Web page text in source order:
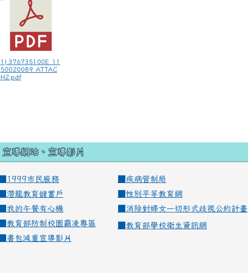
1) 376735100E_11
50020089_ATTAC
H2.pdf
宣導網站、宣導影片
■1999市民服務 疾病管制局
潛龍教育儲蓄戶 性別平等教育網
我的午餐有心機
消除對婦女一切形式歧視公約計畫
教育部防制校園霸凌專區
教育部學校衛生資訊網
書包減重宣導影片